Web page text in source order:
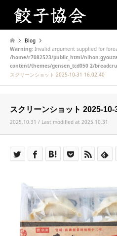
Blog
Warning: Invalid argument supplied for
/home/r7082523/public_html/nihon-
content/themes/gensen_tcd050 2/
スクリーンショット 2025-10-31 16.02.40
スクリーンショット 2025-10-
2025.10.31 / Last modified at 2025.10.31